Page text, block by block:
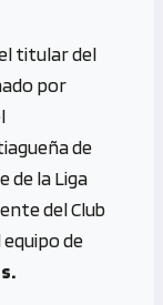
titular del
por
de
de la Liga
del Club
equipo de